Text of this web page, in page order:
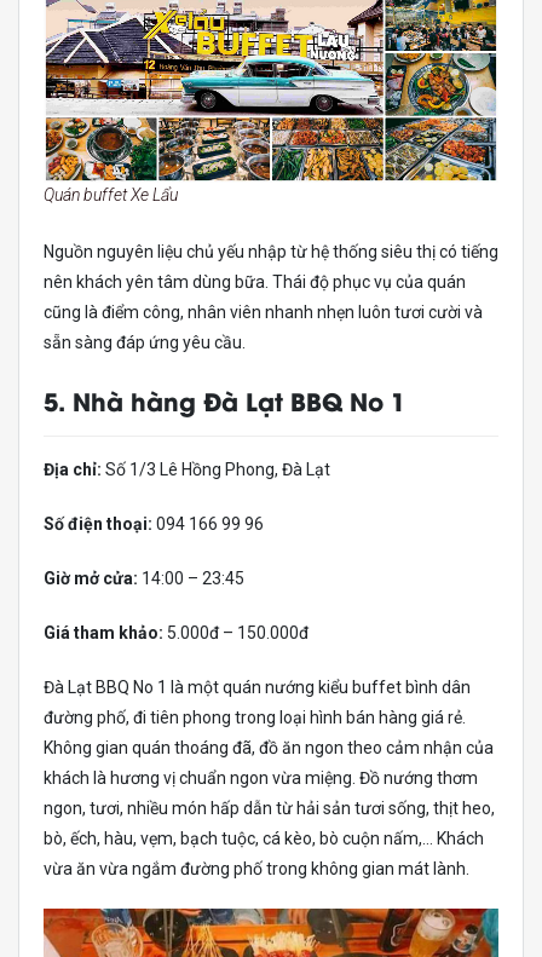
Quán buffet Xe Lẩu
Nguồn nguyên liệu chủ yếu nhập từ hệ thống siêu thị có tiếng
nên khách yên tâm dùng bữa. Thái độ phục vụ của quán
cũng là điểm công, nhân viên nhanh nhẹn luôn tươi cười và
sẵn sàng đáp ứng yêu cầu.
5. Nhà hàng Đà Lạt BBQ No 1
Địa chỉ: Số 1/3 Lê Hồng Phong, Đà Lạt
Số điện thoại: 094 166 99 96
Giờ mở cửa: 14:00 – 23:45
Giá tham khảo: 5.000đ – 150.000đ
Đà Lạt BBQ No 1 là một quán nướng kiểu buffet bình dân
đường phố, đi tiên phong trong loại hình bán hàng giá rẻ.
Không gian quán thoáng đã, đồ ăn ngon theo cảm nhận của
khách là hương vị chuẩn ngon vừa miệng. Đồ nướng thơm
ngon, tươi, nhiều món hấp dẫn từ hải sản tươi sống, thịt heo,
bò, ếch, hàu, vẹm, bạch tuộc, cá kèo, bò cuộn nấm,… Khách
vừa ăn vừa ngắm đường phố trong không gian mát lành.